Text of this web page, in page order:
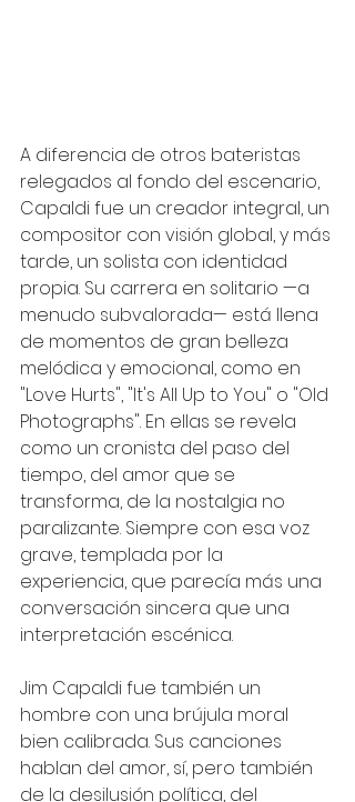
A diferencia de otros bateristas
relegados al fondo del escenario,
Capaldi fue un creador integral, un
compositor con visión global, y más
tarde, un solista con identidad
propia. Su carrera en solitario —a
menudo subvalorada— está llena
de momentos de gran belleza
melódica y emocional, como en
"Love Hurts", "It's All Up to You" o "Old
Photographs". En ellas se revela
como un cronista del paso del
tiempo, del amor que se
transforma, de la nostalgia no
paralizante. Siempre con esa voz
grave, templada por la
experiencia, que parecía más una
conversación sincera que una
interpretación escénica.
Jim Capaldi fue también un
hombre con una brújula moral
bien calibrada. Sus canciones
hablan del amor, sí, pero también
de la desilusión política, del